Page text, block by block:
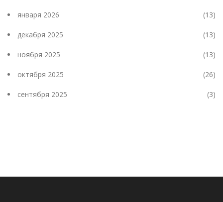
января 2026 (13)
декабря 2025 (13)
ноября 2025 (13)
октября 2025 (26)
сентября 2025 (3)